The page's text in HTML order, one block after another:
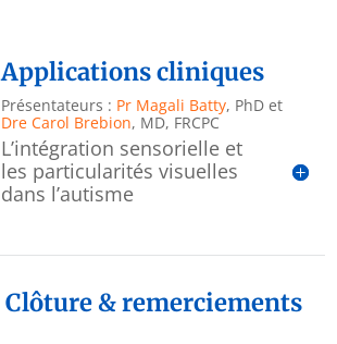
Applications cliniques
Présentateurs : Pr Magali Batty, PhD et
Dre Carol Brebion, MD, FRCPC
L’intégration sensorielle et
les particularités visuelles
dans l’autisme
Clôture & remerciements